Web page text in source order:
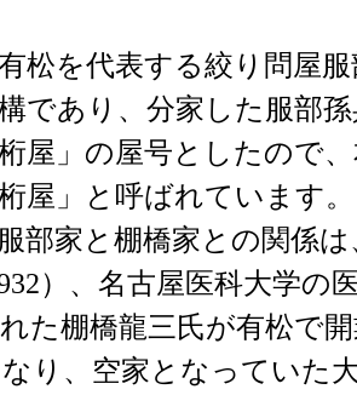
松を代表する絞り問屋服
であり、分家した服部
屋」の屋号としたので
屋」と呼ばれています。
部家と棚橋家との関係は
）、名古屋医科大学の
た棚橋龍三氏が有松で
り、空家となっていた